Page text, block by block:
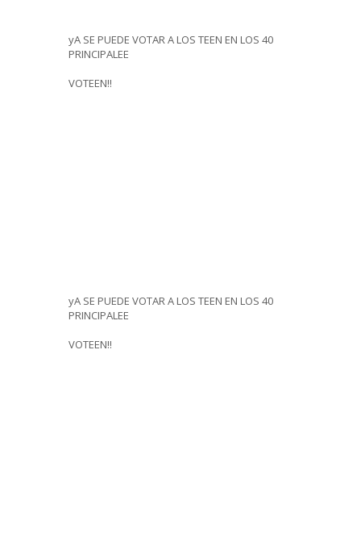
yA SE PUEDE VOTAR A LOS TEEN EN LOS 40
PRINCIPALEE
VOTEEN!!
yA SE PUEDE VOTAR A LOS TEEN EN LOS 40
PRINCIPALEE
VOTEEN!!